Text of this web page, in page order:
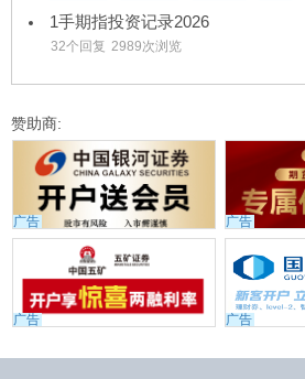
1手期指投资记录2026
32个回复 2989次浏览
赞助商:
广告 广告
广告 广告